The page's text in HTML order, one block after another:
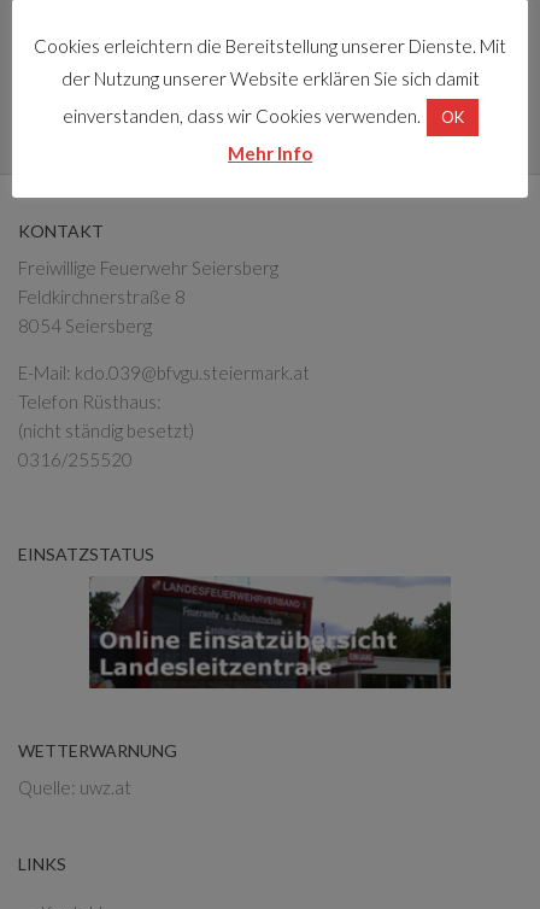
KONTAKT
Freiwillige Feuerwehr Seiersberg
Feldkirchnerstraße 8
8054 Seiersberg
E-Mail: kdo.039@bfvgu.steiermark.at
Telefon Rüsthaus:
(nicht ständig besetzt)
0316/255520
EINSATZSTATUS
WETTERWARNUNG
Quelle: uwz.at
LINKS
Cookies erleichtern die Bereitstellung unserer Dienste. Mit
der Nutzung unserer Website erklären Sie sich damit
einverstanden, dass wir Cookies verwenden.
OK
Mehr Info